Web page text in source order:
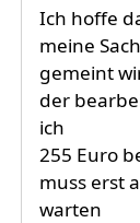
Es dauert
Ich hoffe
meine
gemeint
der
ich
255 Euro
muss erst
warten